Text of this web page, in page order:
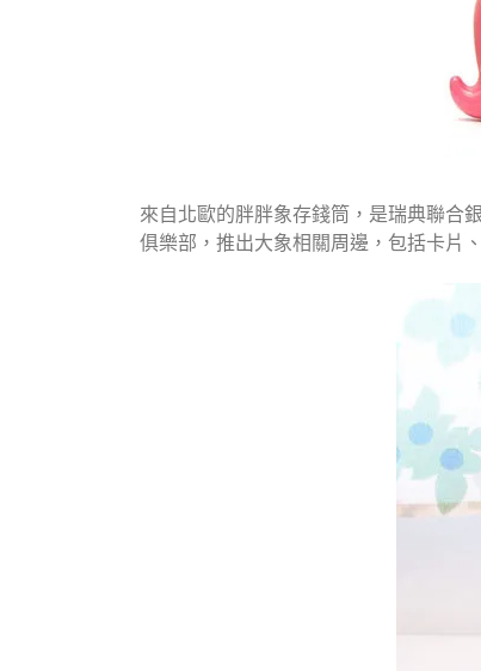
來自北歐的胖胖象存錢筒，是瑞典聯合
俱樂部，推出大象相關周邊，包括卡片